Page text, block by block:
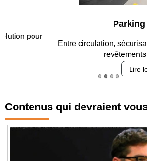
Parking et
Entre circulation, sécurisation des
revêtements et
Contenus qui devraient